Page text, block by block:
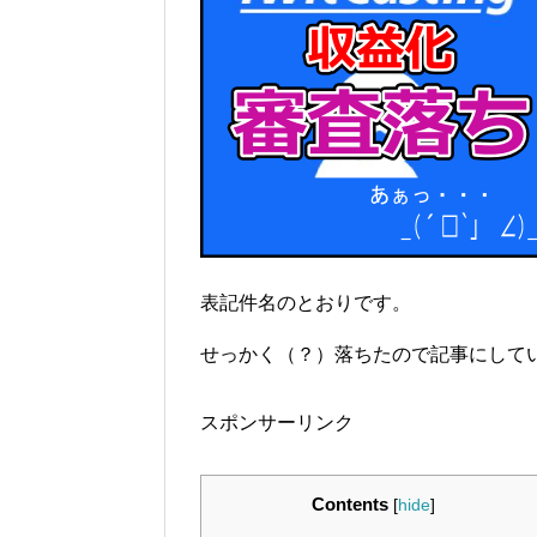
表記件名のとおりです。
せっかく（？）落ちたので記事にして
スポンサーリンク
Contents [hide]